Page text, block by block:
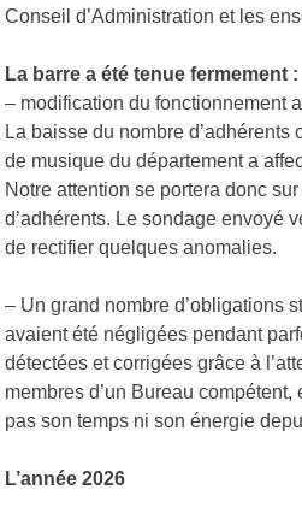
Conseil d’Administration et les
La barre a été tenue fermement :
– modification du fonctionnement
La baisse du nombre
de musique du département a
Notre attention se portera donc
d’adhérents. Le sondage envoyé
de rectifier quelques anomalies.
– Un grand nombre d’obligations
avaient été négligées pendant
détectées et corrigées grâce à
membres d’un Bureau
pas son temps ni son énergie
L’année 2026